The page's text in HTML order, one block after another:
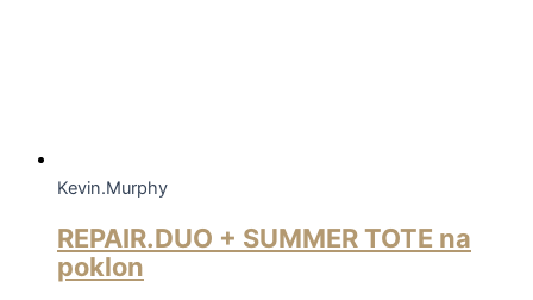
Kevin.Murphy
REPAIR.DUO + SUMMER TOTE na
poklon